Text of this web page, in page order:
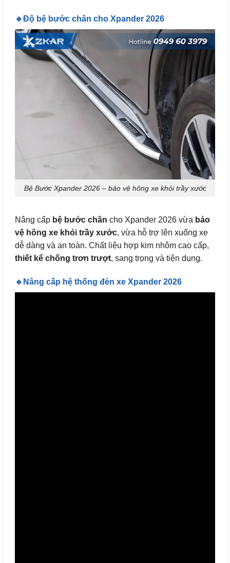
🔹Độ bệ bước chân cho Xpander 2026
Bệ Bước Xpander 2026 – bảo vệ hông xe khỏi trầy xước
Nâng cấp bệ bước chân cho Xpander 2026 vừa bảo
vệ hông xe khỏi trầy xước, vừa hỗ trợ lên xuống xe
dễ dàng và an toàn. Chất liệu hợp kim nhôm cao cấp,
thiết kế chống trơn trượt, sang trọng và tiện dụng.
🔹Nâng cấp hệ thống đèn xe Xpander 2026